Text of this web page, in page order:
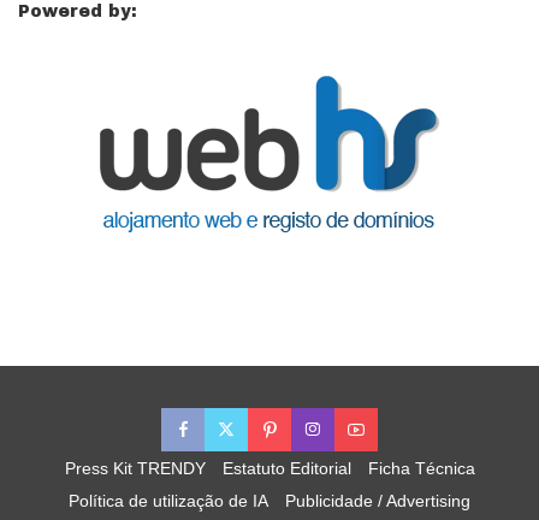
Powered by:
Press Kit TRENDY Estatuto Editorial
Ficha Técnica
Política de utilização de IA
Publicidade / Advertising